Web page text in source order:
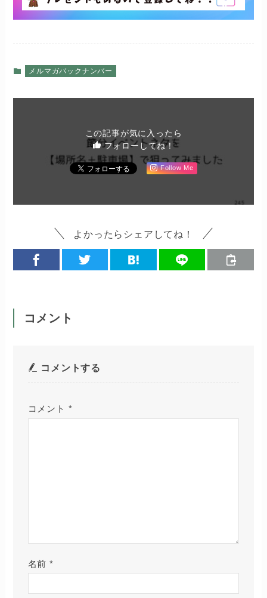
メルマガバックナンバー
この記事が気に入ったら
フォローしてね！
Follow Me
よかったらシェアしてね！
コメント
コメントする
コメント *
名前 *